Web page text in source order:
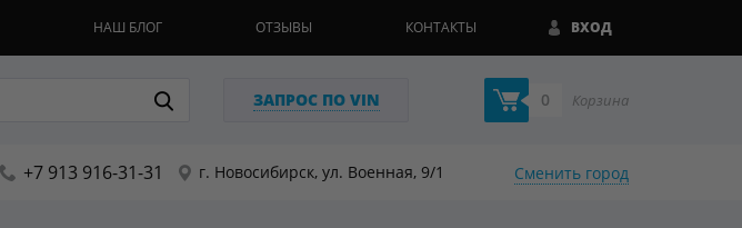
ВХОД
НАШ БЛОГ ОТЗЫВЫ КОНТАКТЫ
ЗАПРОС ПО VIN 0 Корзина
+7 913 916-31-31 г. Новосибирск, ул. Военная, 9/1 Сменить город